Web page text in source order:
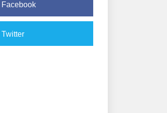
Facebook
Twitter